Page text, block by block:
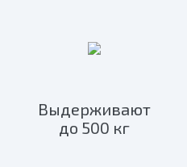
Выдерживают
до 500 кг